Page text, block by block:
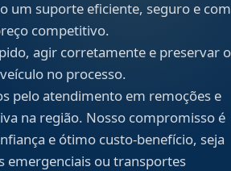
um suporte eficiente, seguro e com
competitivo.
agir corretamente e preservar o
no processo.
pelo atendimento em remoções e
na região. Nosso compromisso é
e ótimo custo-benefício, seja
emergenciais ou transportes